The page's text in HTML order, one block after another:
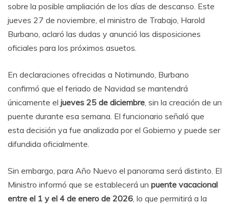
sobre la posible ampliación de los días de descanso. Este
jueves 27 de noviembre, el ministro de Trabajo, Harold
Burbano, aclaró las dudas y anunció las disposiciones
oficiales para los próximos asuetos.
En declaraciones ofrecidas a Notimundo, Burbano
confirmó que el feriado de Navidad se mantendrá
únicamente el jueves 25 de diciembre , sin la creación de un
puente durante esa semana. El funcionario señaló que
esta decisión ya fue analizada por el Gobierno y puede ser
difundida oficialmente.
Sin embargo, para Año Nuevo el panorama será distinto. El
Ministro informó que se establecerá un puente vacacional
entre el 1 y el 4 de enero de 2026 , lo que permitirá a la